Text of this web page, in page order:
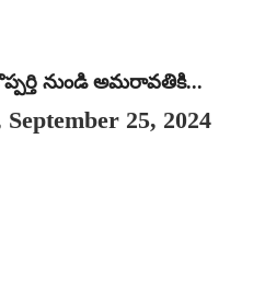
నుండి అమరావతికి...
September 25, 2024